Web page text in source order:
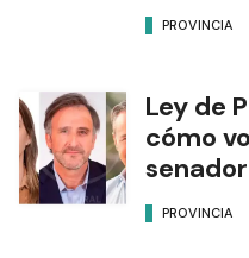
PROVINCIA
Ley de
cómo
PROVINCIA